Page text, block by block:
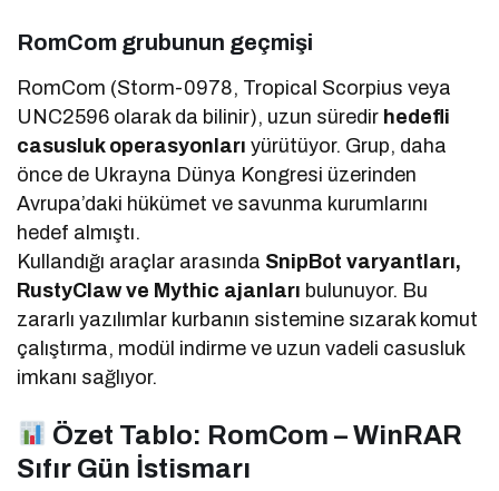
RomCom grubunun geçmişi
RomCom (Storm-0978, Tropical Scorpius veya
UNC2596 olarak da bilinir), uzun süredir hedefli
casusluk operasyonları yürütüyor. Grup, daha
önce de Ukrayna Dünya Kongresi üzerinden
Avrupa’daki hükümet ve savunma kurumlarını
hedef almıştı.
Kullandığı araçlar arasında SnipBot varyantları,
RustyClaw ve Mythic ajanları bulunuyor. Bu
zararlı yazılımlar kurbanın sistemine sızarak komut
çalıştırma, modül indirme ve uzun vadeli casusluk
imkanı sağlıyor.
Özet Tablo: RomCom – WinRAR
Sıfır Gün İstismarı